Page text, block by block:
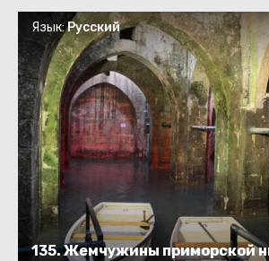
135. Жемчужины приморской
Язык:Русский